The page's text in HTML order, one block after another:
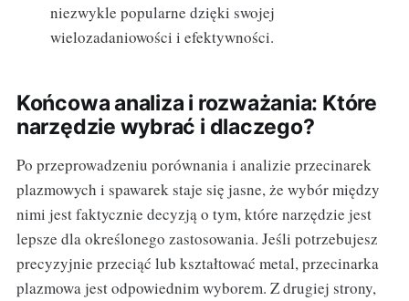
niezwykle popularne dzięki swojej
wielozadaniowości i efektywności.
Końcowa analiza i rozważania: Które
narzędzie wybrać i dlaczego?
Po przeprowadzeniu porównania i analizie przecinarek
plazmowych i spawarek staje się jasne, że wybór między
nimi jest faktycznie decyzją o tym, które narzędzie jest
lepsze dla określonego zastosowania. Jeśli potrzebujesz
precyzyjnie przeciąć lub kształtować metal, przecinarka
plazmowa jest odpowiednim wyborem. Z drugiej strony,